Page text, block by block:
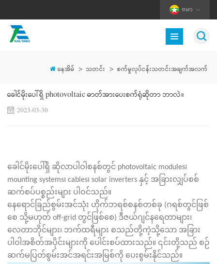
ဗမာ
နေအိမ် > သတင်း > စက်မှုလုပ်ငန်းသတင်းအချက်အလက်
ခေါင်မိုးပေါ်ရှိ photovoltaic ဓာတ်အားပေးစက်ရုံဆိုတာ ဘာလဲ။
2023-03-30
ခေါင်မိုးပေါ်ရှိ ဆိုလာပါဝါစနစ်တွင် photovoltaic modules၊
mounting systems၊ cables၊ solar inverters နှင့် အခြားလျှပ်စစ်
ဆက်စပ်ပစ္စည်းများ ပါဝင်သည်။
နေရောင်ခြည်စွမ်းအင်သုံး ဟိုက်ဘရစ်စနစ်တစ်ခု (ဂရစ်တွင်ဖြစ်
စေ သို့မဟုတ် off-grid တွင်ဖြစ်စေ) ဒီဇယ်ဂျင်နရေတာများ၊
လေတာဘိုင်များ၊ ဘက်ထရီများ စသည်တို့ကဲ့သို့သော အခြား
ပါဝါအစိတ်အပိုင်းများကို ပေါင်းစပ်ထားသည်။ ၎င်းတို့သည် စဉ်
ဆက်မပြတ်စွမ်းအင်အရင်းအမြစ်ကို ပေးစွမ်းနိုင်သည်။